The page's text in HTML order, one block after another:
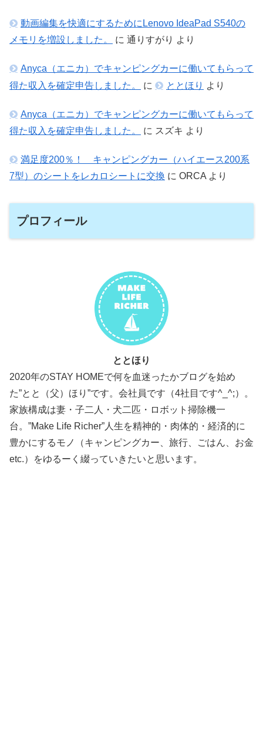
動画編集を快適にするためにLenovo IdeaPad S540の
メモリを増設しました。
に 通りすがり より
Anyca（エニカ）でキャンピングカーに働いてもらって
得た収入を確定申告しました。
に ととほり より
Anyca（エニカ）でキャンピングカーに働いてもらって
得た収入を確定申告しました。
に スズキ より
満足度200％！ キャンピングカー（ハイエース200系
7型）のシートをレカロシートに交換 に ORCA より
プロフィール
ととほり
2020年のSTAY HOMEで何を血迷ったかブログを始め
た”とと（父）ほり”です。会社員です（4社目です^_^;）。
家族構成は妻・子二人・犬二匹・ロボット掃除機一
台。”Make Life Richer”人生を精神的・肉体的・経済的に
豊かにするモノ（キャンピングカー、旅行、ごはん、お金
etc.）をゆるーく綴っていきたいと思います。